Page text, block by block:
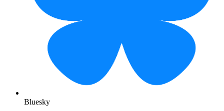
Bluesky